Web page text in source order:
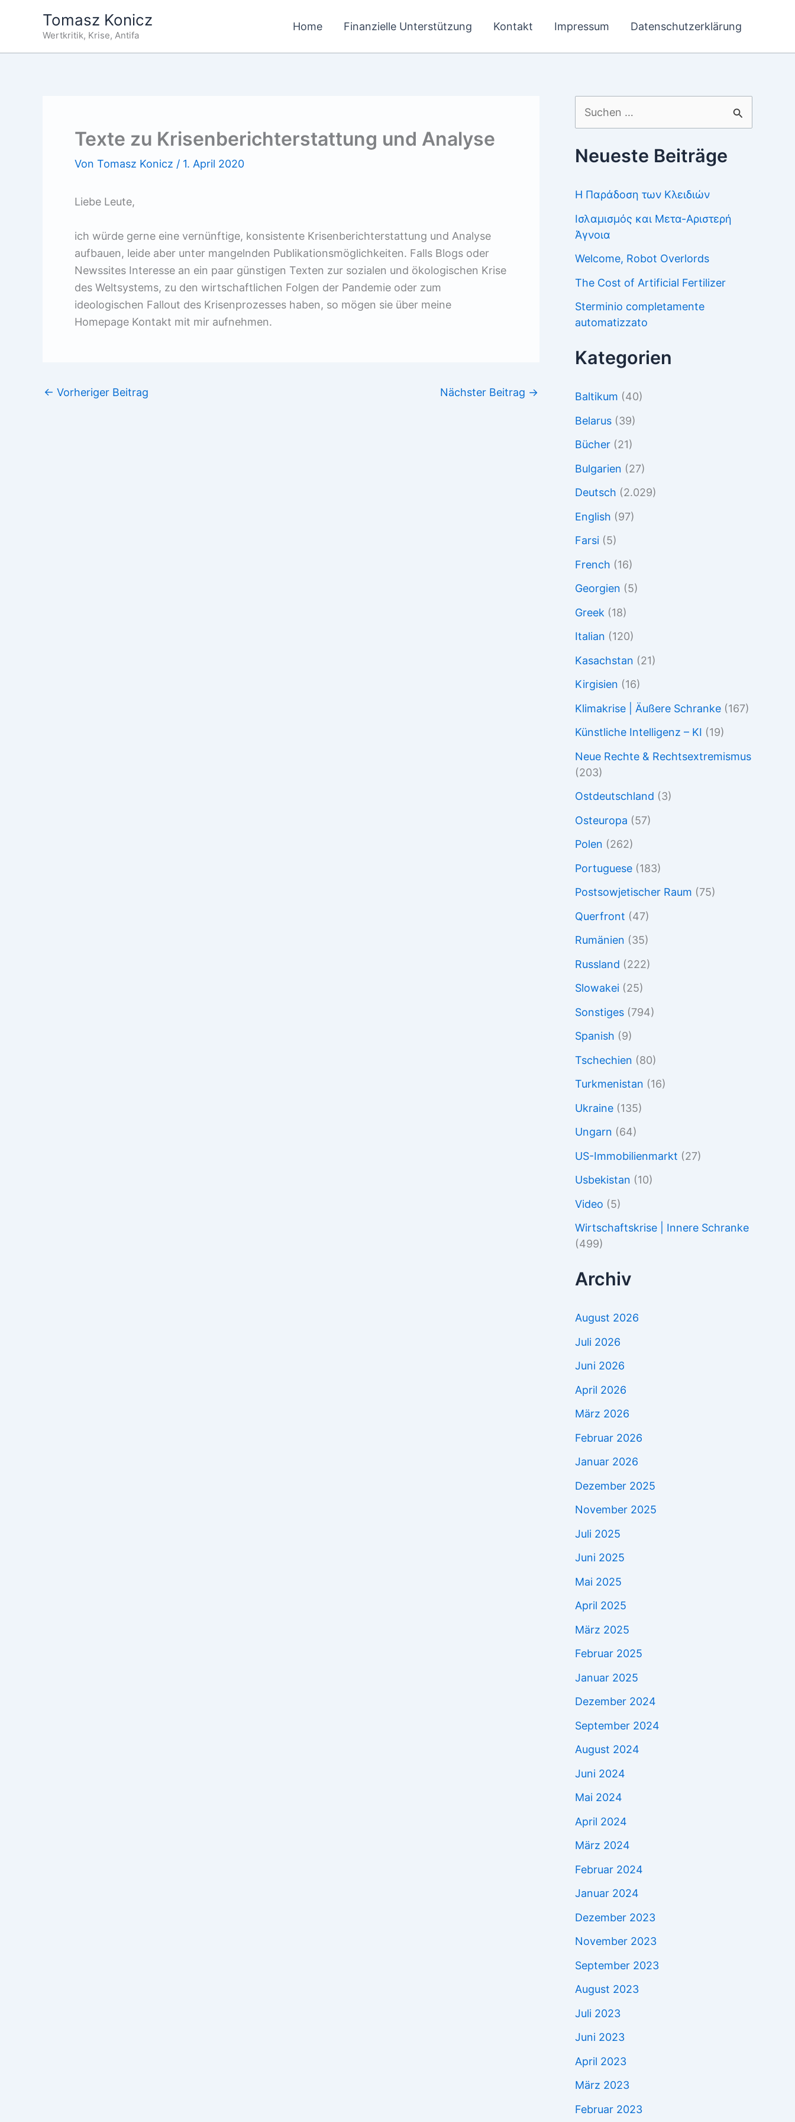
Tomasz Konicz
Wertkritik, Krise, Antifa
Home Finanzielle Unterstützung Kontakt Impressum Datenschutzerklärung
Texte zu Krisenberichterstattung und Analyse
Von Tomasz Konicz / 1. April 2020
Liebe Leute,
ich würde gerne eine vernünftige, konsistente Krisenberichterstattung und Analyse
aufbauen, leide aber unter mangelnden Publikationsmöglichkeiten. Falls Blogs oder
Newssites Interesse an ein paar günstigen Texten zur sozialen und ökologischen Krise
des Weltsystems, zu den wirtschaftlichen Folgen der Pandemie oder zum
ideologischen Fallout des Krisenprozesses haben, so mögen sie über meine
Homepage Kontakt mit mir aufnehmen.
← Vorheriger Beitrag Nächster Beitrag →
Suchen
nach:
Neueste Beiträge
Η Παράδοση των Κλειδιών
Ισλαμισμός και Μετα-Αριστερή
Άγνοια
Welcome, Robot Overlords
The Cost of Artificial Fertilizer
Sterminio completamente
automatizzato
Kategorien
Baltikum (40)
Belarus (39)
Bücher (21)
Bulgarien (27)
Deutsch (2.029)
English (97)
Farsi (5)
French (16)
Georgien (5)
Greek (18)
Italian (120)
Kasachstan (21)
Kirgisien (16)
Klimakrise | Äußere Schranke (167)
Künstliche Intelligenz – KI (19)
Neue Rechte & Rechtsextremismus
(203)
Ostdeutschland (3)
Osteuropa (57)
Polen (262)
Portuguese (183)
Postsowjetischer Raum (75)
Querfront (47)
Rumänien (35)
Russland (222)
Slowakei (25)
Sonstiges (794)
Spanish (9)
Tschechien (80)
Turkmenistan (16)
Ukraine (135)
Ungarn (64)
US-Immobilienmarkt (27)
Usbekistan (10)
Video (5)
Wirtschaftskrise | Innere Schranke
(499)
Archiv
August 2026
Juli 2026
Juni 2026
April 2026
März 2026
Februar 2026
Januar 2026
Dezember 2025
November 2025
Juli 2025
Juni 2025
Mai 2025
April 2025
März 2025
Februar 2025
Januar 2025
Dezember 2024
September 2024
August 2024
Juni 2024
Mai 2024
April 2024
März 2024
Februar 2024
Januar 2024
Dezember 2023
November 2023
September 2023
August 2023
Juli 2023
Juni 2023
April 2023
März 2023
Februar 2023